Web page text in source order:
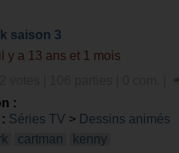
saison 3
il y a 13 ans et 1 mois
:
Séries TV > Dessins animés
cartman kenny